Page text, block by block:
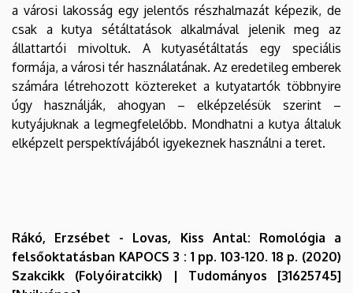
a városi lakosság egy jelentős részhalmazát képezik, de
csak a kutya sétáltatások alkalmával jelenik meg az
állattartói mivoltuk. A kutyasétáltatás egy speciális
formája, a városi tér használatának. Az eredetileg emberek
számára létrehozott köztereket a kutyatartók többnyire
úgy használják, ahogyan – elképzelésük szerint –
kutyájuknak a legmegfelelőbb. Mondhatni a kutya általuk
elképzelt perspektívájából igyekeznek használni a teret.
Rákó, Erzsébet - Lovas, Kiss Antal: Romológia a
felsőoktatásban KAPOCS 3 : 1 pp. 103-120. 18 p. (2020)
Szakcikk (Folyóiratcikk) | Tudományos [31625745]